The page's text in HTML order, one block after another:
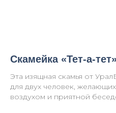
Скамейка «Тет-а-
Эта изящная скамья от
для двух человек,
воздухом и приятной